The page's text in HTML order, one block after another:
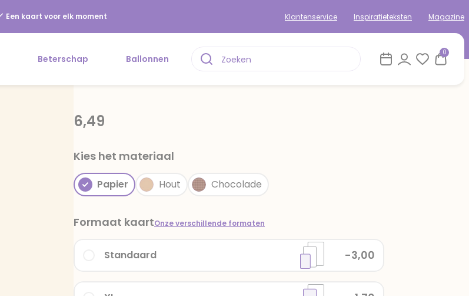
Een kaart voor elk moment Klantenservice Inspiratieteksten Magazine
Beterschap Ballonnen
0
6,49
Kies het materiaal
Papier Hout Chocolade
Formaat kaartOnze verschillende formaten
Standaard -3,00